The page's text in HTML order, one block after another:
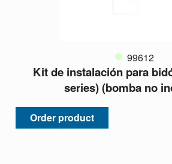
99612
Kit de instalación para
series) (bomba no
Order product